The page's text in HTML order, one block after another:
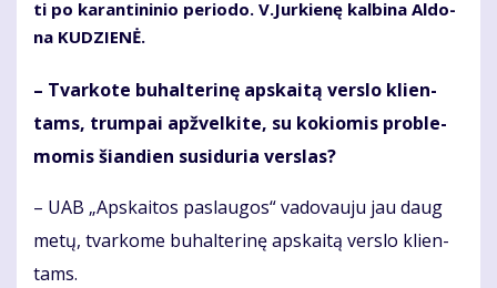
ti po ka­ran­ti­ni­nio pe­ri­odo. V.Jur­kie­nę kal­bi­na Al­do­
na KU­DZIE­NĖ.
– Tvar­ko­te bu­hal­te­ri­nę ap­skai­tą ver­slo klien­
tams, trum­pai ap­žvel­ki­te, su ko­kio­mis pro­ble­
mo­mis šian­dien su­si­du­ria ver­slas?
– UAB „Ap­skai­tos pa­slau­gos“ va­do­vau­ju jau daug
me­tų, tvar­ko­me bu­hal­te­ri­nę ap­skai­tą ver­slo klien­
tams.